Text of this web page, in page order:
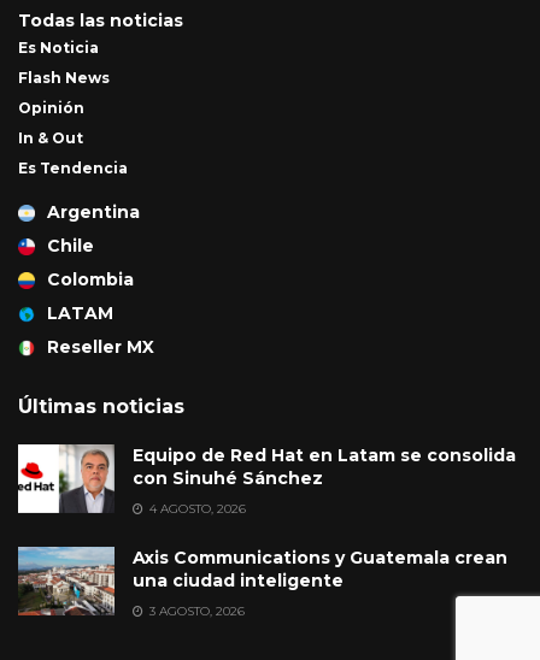
Todas las noticias
Es Noticia
Flash News
Opinión
In & Out
Es Tendencia
Argentina
Chile
Colombia
LATAM
Reseller MX
Últimas noticias
Equipo de Red Hat en Latam se consolida
con Sinuhé Sánchez
4 AGOSTO, 2026
Axis Communications y Guatemala crean
una ciudad inteligente
3 AGOSTO, 2026